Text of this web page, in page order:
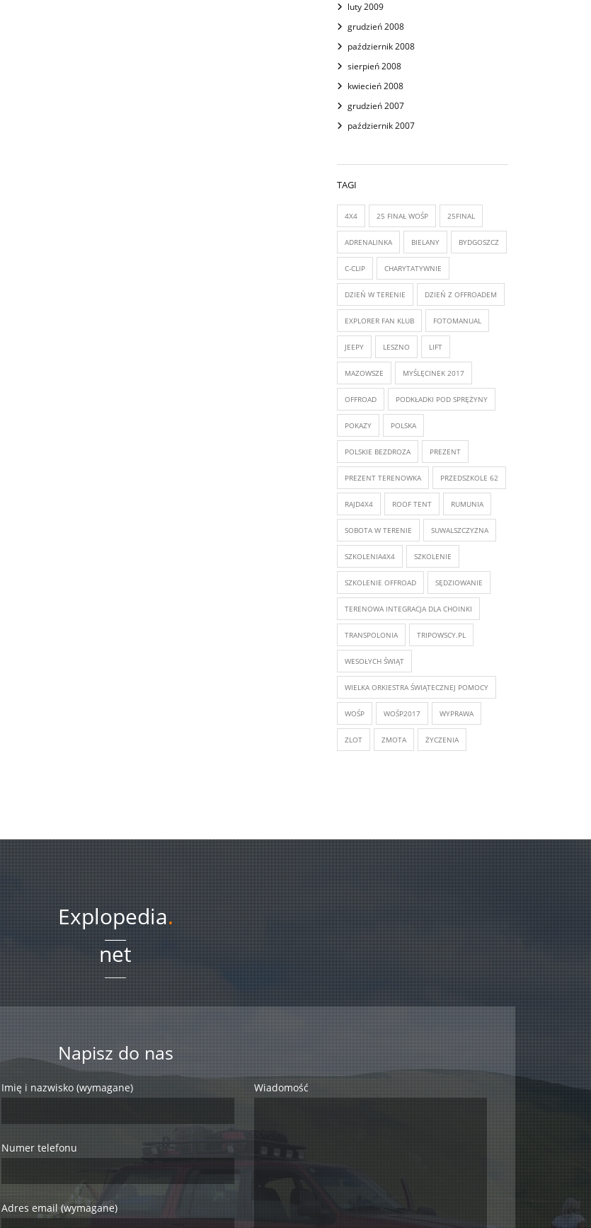
luty 2009
grudzień 2008
październik 2008
sierpień 2008
kwiecień 2008
grudzień 2007
październik 2007
TAGI
4X4 25 FINAŁ WOŚP 25FINAL
ADRENALINKA BIELANY BYDGOSZCZ
C-CLIP CHARYTATYWNIE
DZIEŃ W TERENIE DZIEŃ Z OFFROADEM
EXPLORER FAN KLUB FOTOMANUAL
JEEPY LESZNO LIFT
MAZOWSZE MYŚLĘCINEK 2017
OFFROAD PODKŁADKI POD SPRĘŻYNY
POKAZY POLSKA
POLSKIE BEZDROZA PREZENT
PREZENT TERENOWKA PRZEDSZKOLE 62
RAJD4X4 ROOF TENT RUMUNIA
SOBOTA W TERENIE SUWALSZCZYZNA
SZKOLENIA4X4 SZKOLENIE
SZKOLENIE OFFROAD SĘDZIOWANIE
TERENOWA INTEGRACJA DLA CHOINKI
TRANSPOLONIA TRIPOWSCY.PL
WESOŁYCH ŚWIĄT
WIELKA ORKIESTRA ŚWIĄTECZNEJ POMOCY
WOŚP WOŚP2017 WYPRAWA
ZLOT ZMOTA ŻYCZENIA
Explopedia.
net
Napisz do nas
Imię i nazwisko (wymagane)
Numer telefonu
Adres email (wymagane)
Wiadomość